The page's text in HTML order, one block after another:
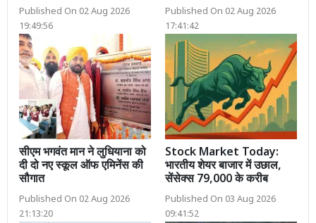
Published On 02 Aug 2026
19:49:56
Published On 02 Aug 2026
17:41:42
सीएम भगवंत मान ने लुधियाना को
दी दो नए स्कूल ऑफ एमिनेंस की
सौगात
Published On 02 Aug 2026
21:13:20
Stock Market Today:
भारतीय शेयर बाजार में उछाल,
सेंसेक्स 79,000 के करीब
Published On 03 Aug 2026
09:41:52